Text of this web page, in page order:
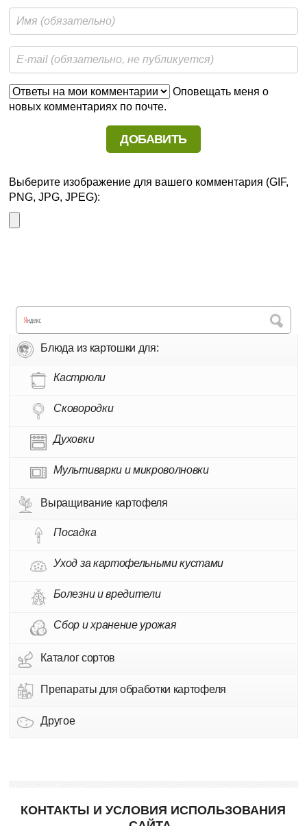
Оповещать меня о
новых комментариях по почте.
Выберите изображение для вашего комментария (GIF,
PNG, JPG, JPEG):
Блюда из картошки для:
Кастрюли
Сковородки
Духовки
Мультиварки и микроволновки
Выращивание картофеля
Посадка
Уход за картофельными кустами
Болезни и вредители
Сбор и хранение урожая
Каталог сортов
Препараты для обработки картофеля
Другое
КОНТАКТЫ И УСЛОВИЯ ИСПОЛЬЗОВАНИЯ